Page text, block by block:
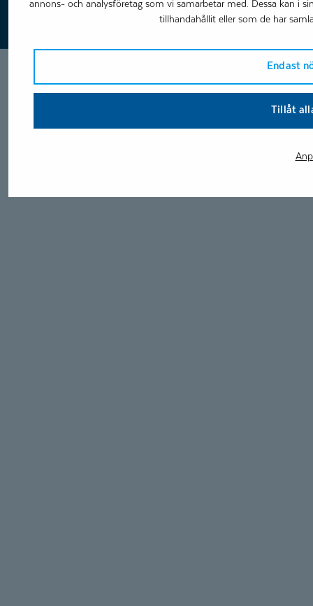
annons- och analysföretag som vi samarbetar med. Dessa kan
tillhandahållit eller som de har
Endast
Tillåt